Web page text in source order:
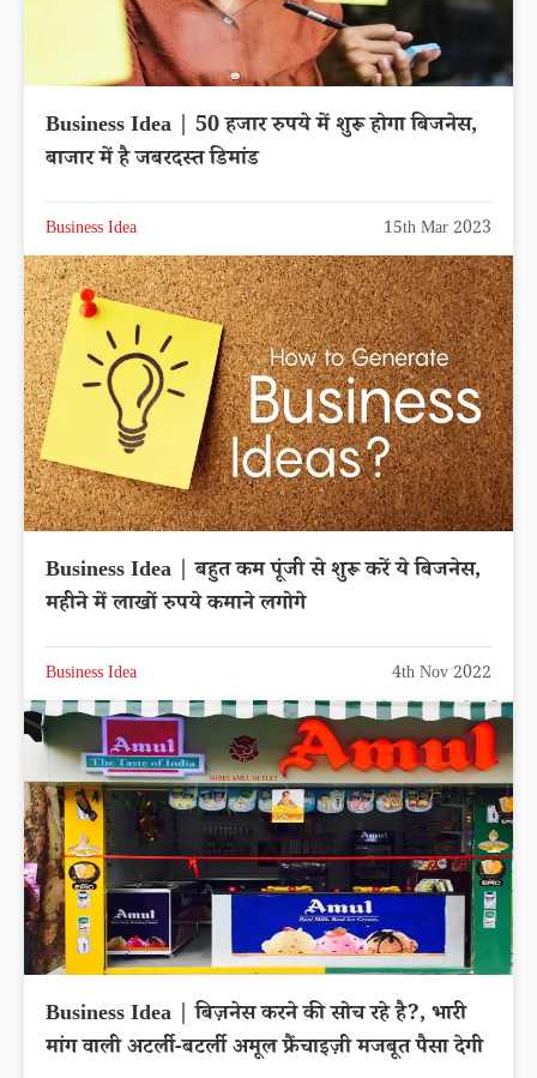
Business Idea | 50 हजार रुपये में शुरू होगा बिजनेस,
बाजार में है जबरदस्त डिमांड
Business Idea 15th Mar 2023
Business Idea | बहुत कम पूंजी से शुरू करें ये बिजनेस,
महीने में लाखों रुपये कमाने लगोगे
Business Idea 4th Nov 2022
Business Idea | बिज़नेस करने की सोच रहे है?, भारी
मांग वाली अटर्ली-बटर्ली अमूल फ्रैंचाइज़ी मजबूत पैसा देगी